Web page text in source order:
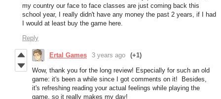
my country our face to face classes are just coming back this
school year, I really didn't have any money the past 2 years, if I had
I would at least buy the game here.
Reply
Ertal Games 3 years ago (+1)
Wow, thank you for the long review! Especially for such an old
game: it's been a while since I got comments on it! Besides,
it's refreshing reading your actual feelings while playing the
game, so it really makes my day!